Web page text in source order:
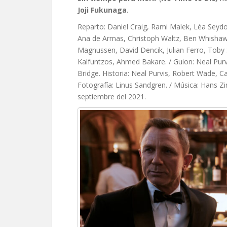
Joji Fukunaga.
Reparto: Daniel Craig, Rami Malek, Léa
Ana de Armas, Christoph Waltz, Ben
Magnussen, David Dencik, Julian Ferro,
Kalfuntzos, Ahmed Bakare. / Guion: Neal
Bridge. Historia: Neal Purvis, Robert Wade,
Fotografía: Linus Sandgren. / Música: Hans
septiembre del 2021.